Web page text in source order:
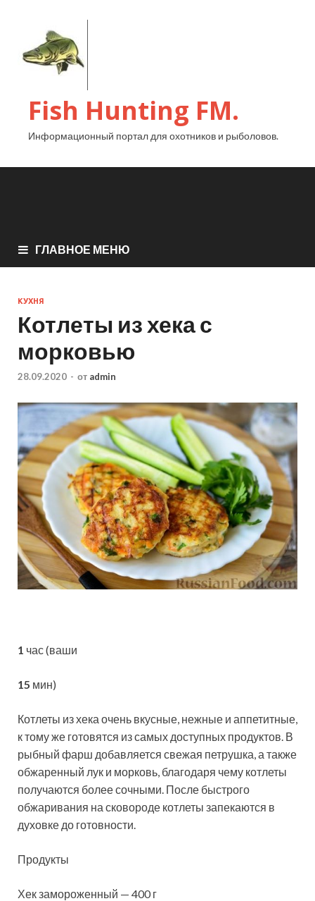
Fish Hunting FM.
Информационный портал для охотников и рыболовов.
ГЛАВНОЕ МЕНЮ
КУХНЯ
Котлеты из хека с
морковью
28.09.2020 - от admin
1 час (ваши
15 мин)
Котлеты из хека очень вкусные, нежные и аппетитные,
к тому же готовятся из самых доступных продуктов. В
рыбный фарш добавляется свежая петрушка, а также
обжаренный лук и морковь, благодаря чему котлеты
получаются более сочными. После быстрого
обжаривания на сковороде котлеты запекаются в
духовке до готовности.
Продукты
Хек замороженный — 400 г